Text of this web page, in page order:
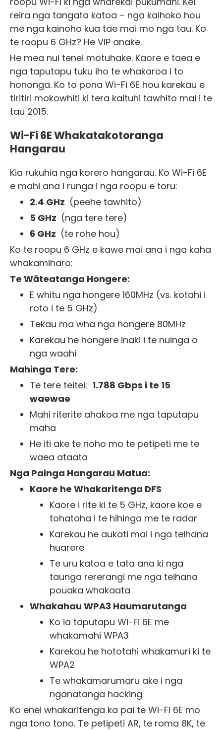
reira nga tangata katoa – nga kaihoko hou
me nga kainoho kua tae mai mo nga tau. Ko
te roopu 6 GHz? He VIP anake.
He mea nui tenei motuhake. Kaore e taea e
nga taputapu tuku iho te whakaroa i to
hononga. Ko to pona Wi-Fi 6E hou karekau e
tiritiri mokowhiti ki tera kaituhi tawhito mai i te
tau 2015.
Wi-Fi 6E Whakatakotoranga
Hangarau
Kia rukuhia nga korero hangarau. Ko Wi-Fi 6E
e mahi ana i runga i nga roopu e toru:
2.4 GHz (peehe tawhito)
5 GHz (nga tere tere)
6 GHz (te rohe hou)
Ko te roopu 6 GHz e kawe mai ana i nga kaha
whakamiharo:
Te Wāteatanga Hongere:
E whitu nga hongere 160MHz (vs. kotahi i
roto i te 5 GHz)
Tekau ma wha nga hongere 80MHz
Karekau he hongere inaki i te nuinga o
nga waahi
Mahinga Tere:
Te tere teitei: 1.788 Gbps i te 15
waewae
Mahi riterite ahakoa me nga taputapu
maha
He iti ake te noho mo te petipeti me te
waea ataata
Nga Painga Hangarau Matua:
Kaore he Whakaritenga DFS
Kaore i rite ki te 5 GHz, kaore koe e
tohatoha i te hihinga me te radar
Karekau he aukati mai i nga teihana
huarere
Te uru katoa e tata ana ki nga
taunga rererangi me nga teihana
pouaka whakaata
Whakahau WPA3 Haumarutanga
Ko ia taputapu Wi-Fi 6E me
whakamahi WPA3
Karekau he hototahi whakamuri ki te
WPA2
Te whakamarumaru ake i nga
nganatanga hacking
Ko enei whakaritenga ka pai te Wi-Fi 6E mo
nga tono tono. Te petipeti AR, te roma 8K, te